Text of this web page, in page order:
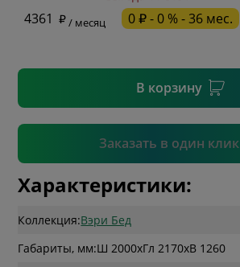
4361
/ месяц 0 ₽ - 0 % - 36 мес.
В корзину
Заказать в один клик
Подтвердить
Характеристики:
Коллекция:Вэри Бед
Габариты, мм:Ш 2000xГл 2170xВ 1260